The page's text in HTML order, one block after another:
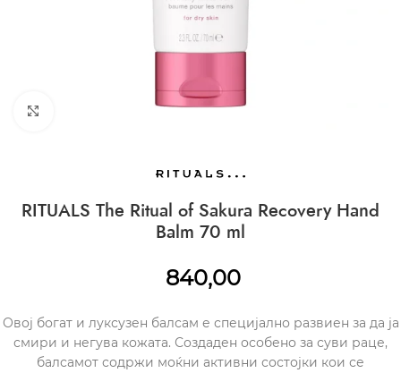
CLICK TO ENLARGE
RITUALS The Ritual of Sakura Recovery Hand
Balm 70 ml
840,00
Овој богат и луксузен балсам е специјално развиен за да ја
смири и негува кожата. Создаден особено за суви раце,
балсамот содржи моќни активни состојки кои се